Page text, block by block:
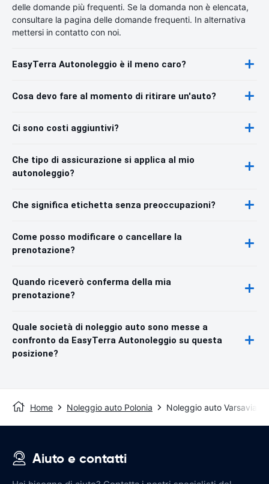
delle domande più frequenti. Se la domanda non è elencata,
consultare la pagina delle domande frequenti. In alternativa
mettersi in contatto con noi.
EasyTerra Autonoleggio è il meno caro?
Cosa devo fare al momento di ritirare un'auto?
Ci sono costi aggiuntivi?
Che tipo di assicurazione si applica al mio
autonoleggio?
Che significa etichetta senza preoccupazioni?
Come posso modificare o cancellare la
prenotazione?
Quando riceverò conferma della mia
prenotazione?
Quale società di noleggio auto sono messe a
confronto da EasyTerra Autonoleggio su questa
posizione?
Home Noleggio auto Polonia Noleggio auto Varsavia
Aiuto e contatti